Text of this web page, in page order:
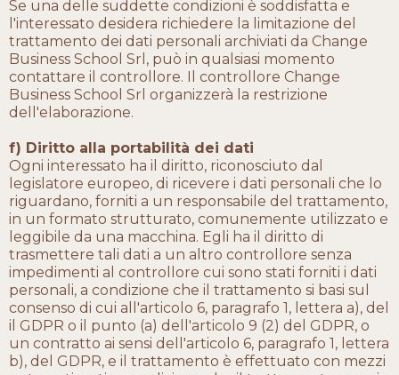
Se una delle suddette condizioni è soddisfatta e
l'interessato desidera richiedere la limitazione del
trattamento dei dati personali archiviati da Change
Business School Srl, può in qualsiasi momento
contattare il controllore. Il controllore Change
Business School Srl organizzerà la restrizione
dell'elaborazione.
f) Diritto alla portabilità dei dati
Ogni interessato ha il diritto, riconosciuto dal
legislatore europeo, di ricevere i dati personali che lo
riguardano, forniti a un responsabile del trattamento,
in un formato strutturato, comunemente utilizzato e
leggibile da una macchina. Egli ha il diritto di
trasmettere tali dati a un altro controllore senza
impedimenti al controllore cui sono stati forniti i dati
personali, a condizione che il trattamento si basi sul
consenso di cui all'articolo 6, paragrafo 1, lettera a), del
il GDPR o il punto (a) dell'articolo 9 (2) del GDPR, o
un contratto ai sensi dell'articolo 6, paragrafo 1, lettera
b), del GDPR, e il trattamento è effettuato con mezzi